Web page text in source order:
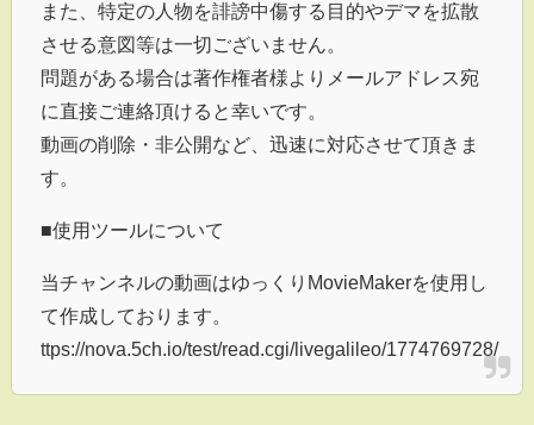
また、特定の人物を誹謗中傷する目的やデマを拡散
させる意図等は一切ございません。
問題がある場合は著作権者様よりメールアドレス宛
に直接ご連絡頂けると幸いです。
動画の削除・非公開など、迅速に対応させて頂きま
す。
■使用ツールについて
当チャンネルの動画はゆっくりMovieMakerを使用し
て作成しております。
ttps://nova.5ch.io/test/read.cgi/livegalileo/1774769728/